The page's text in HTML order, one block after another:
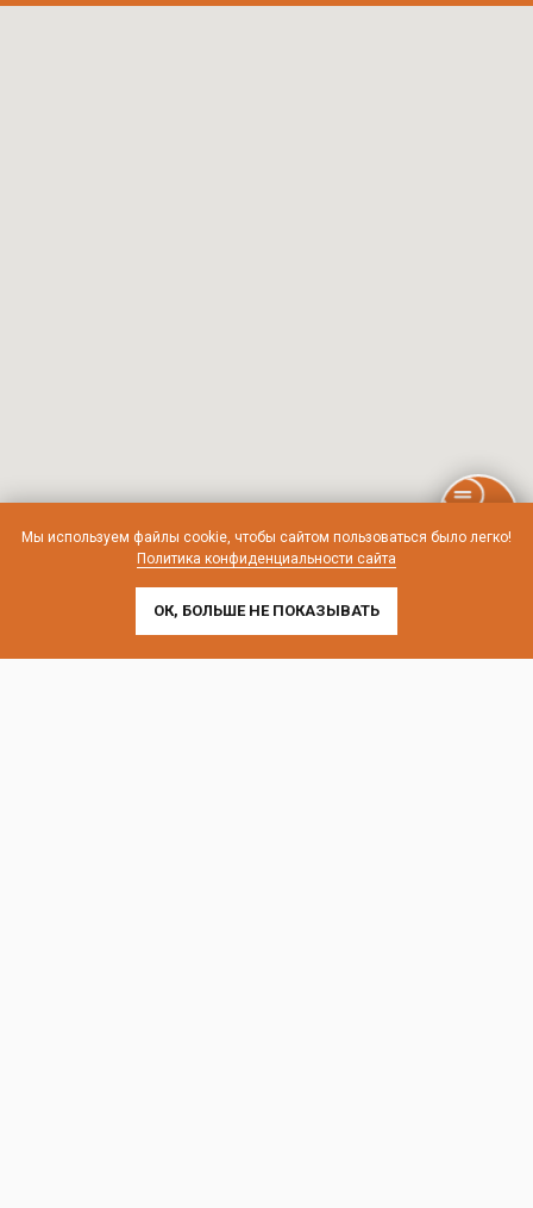
Мы используем файлы cookie, чтобы сайтом пользоваться было легко!
Политика конфиденциальности сайта
ОК, БОЛЬШЕ НЕ ПОКАЗЫВАТЬ